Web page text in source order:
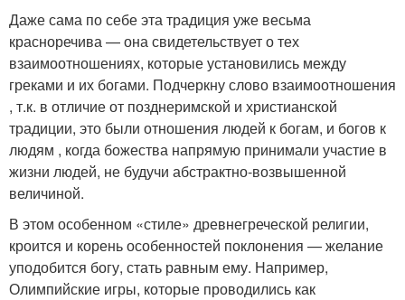
Даже сама по себе эта традиция уже весьма
красноречива — она свидетельствует о тех
взаимоотношениях, которые установились между
греками и их богами. Подчеркну слово взаимоотношения
, т.к. в отличие от позднеримской и христианской
традиции, это были отношения людей к богам, и богов к
людям , когда божества напрямую принимали участие в
жизни людей, не будучи абстрактно-возвышенной
величиной.
В этом особенном «стиле» древнегреческой религии,
кроится и корень особенностей поклонения — желание
уподобится богу, стать равным ему. Например,
Олимпийские игры, которые проводились как